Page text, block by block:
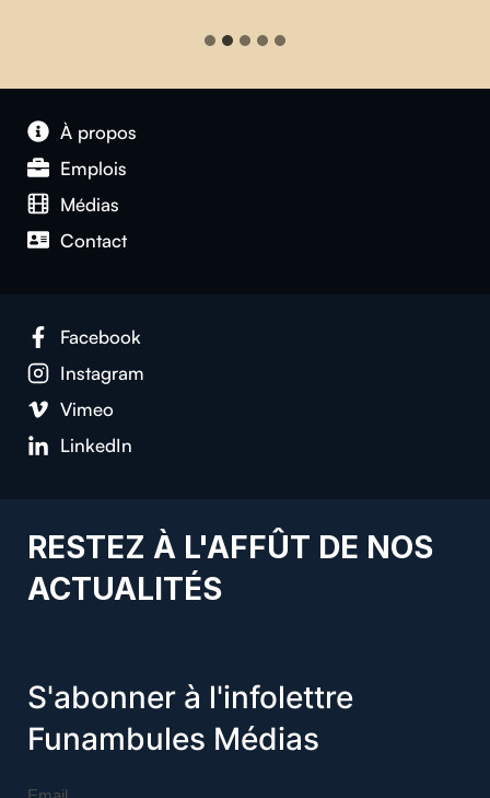
À propos
Emplois
Médias
Contact
Facebook
Instagram
Vimeo
LinkedIn
RESTEZ À L'AFFÛT DE NOS
ACTUALITÉS
S'abonner à l'infolettre
Funambules Médias